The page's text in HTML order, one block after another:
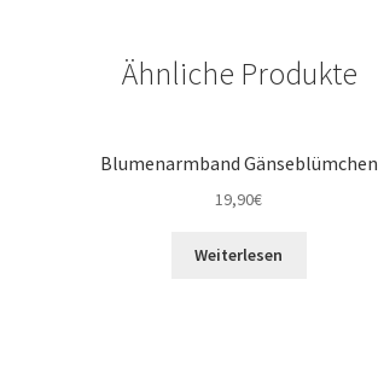
Ähnliche Produkte
Blumenarmband Gänseblümchen
19,90€
Weiterlesen